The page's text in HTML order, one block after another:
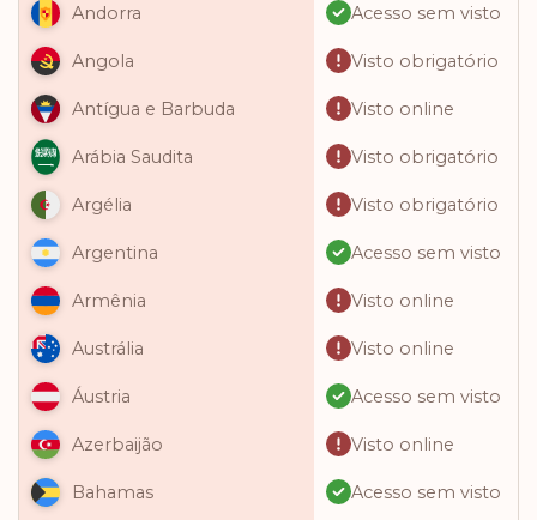
Andorra Acesso sem visto
Angola Visto obrigatório
Antígua e Barbuda Visto online
Arábia Saudita Visto obrigatório
Argélia Visto obrigatório
Argentina Acesso sem visto
Armênia Visto online
Austrália Visto online
Áustria Acesso sem visto
Azerbaijão Visto online
Bahamas Acesso sem visto